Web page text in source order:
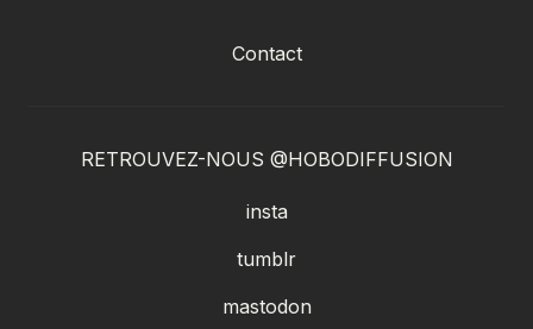
Contact
RETROUVEZ-NOUS @HOBODIFFUSION
insta
tumblr
mastodon